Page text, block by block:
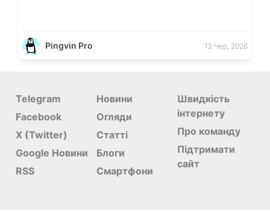
Pingvin Pro 13 Чер, 2026
Telegram
Facebook
X (Twitter)
Google Новини
RSS
Новини
Огляди
Статті
Блоги
Смартфони
Швидкість
інтернету
Про команду
Підтримати
сайт